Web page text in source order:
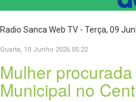
Radio Sanca Web TV - Terça, 09
Quarta, 10 Junho 2026 05:22
Mulher
Municipal no